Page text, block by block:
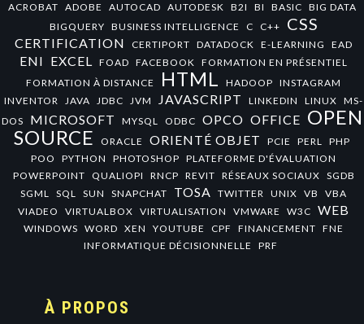
ACROBAT ADOBE AUTOCAD AUTODESK B2I BI BASIC BIG DATA
BIGQUERY BUSINESS INTELLIGENCE C C++ CSS
CERTIFICATION CERTIPORT DATADOCK E-LEARNING EAD
ENI EXCEL FOAD FACEBOOK FORMATION EN PRÉSENTIEL
FORMATION À DISTANCE
HTML HADOOP INSTAGRAM
INVENTOR JAVA JDBC JVM JAVASCRIPT LINKEDIN LINUX MS-
DOS
MICROSOFT MYSQL ODBC OPCO OFFICE OPEN
SOURCE
ORACLE ORIENTÉ OBJET PCIE PERL PHP
POO
PYTHON PHOTOSHOP PLATEFORME D'ÉVALUATION
POWERPOINT
QUALIOPI RNCP REVIT RÉSEAUX SOCIAUX SGDB
SGML SQL SUN SNAPCHAT TOSA TWITTER UNIX VB
VBA
VIADEO
VIRTUALBOX VIRTUALISATION VMWARE W3C WEB
WINDOWS WORD XEN YOUTUBE CPF FINANCEMENT FNE
INFORMATIQUE DÉCISIONNELLE
PRF
À PROPOS